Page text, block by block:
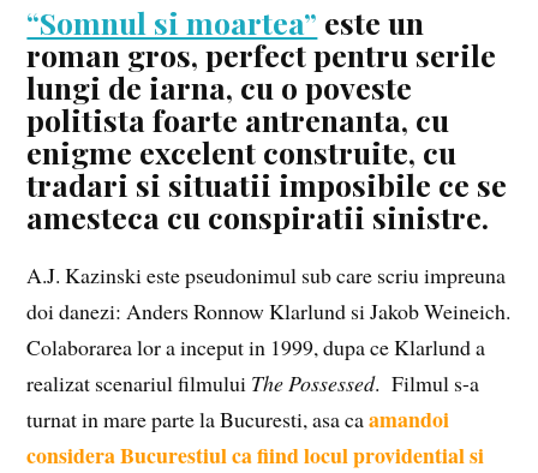
“Somnul si moartea” este un
roman gros, perfect pentru serile
lungi de iarna, cu o poveste
politista foarte antrenanta, cu
enigme excelent construite, cu
tradari si situatii imposibile ce se
amesteca cu conspiratii sinistre.
A.J. Kazinski este pseudonimul sub care scriu impreuna
doi danezi: Anders Ronnow Klarlund si Jakob Weineich.
Colaborarea lor a inceput in 1999, dupa ce Klarlund a
realizat scenariul filmului The Possessed. Filmul s-a
turnat in mare parte la Bucuresti, asa caamandoi
considera Bucurestiul ca fiind locul providential si